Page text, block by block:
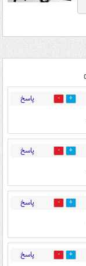
18 پاسخ
14 پاسخ
15 پاسخ
13 پاسخ